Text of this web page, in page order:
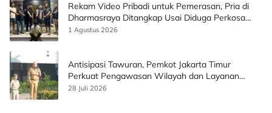
Rekam Video Pribadi untuk Pemerasan, Pria di
Dharmasraya Ditangkap Usai Diduga Perkosa
Korban
1 Agustus 2026
Antisipasi Tawuran, Pemkot Jakarta Timur
Perkuat Pengawasan Wilayah dan Layanan
Publik
28 Juli 2026